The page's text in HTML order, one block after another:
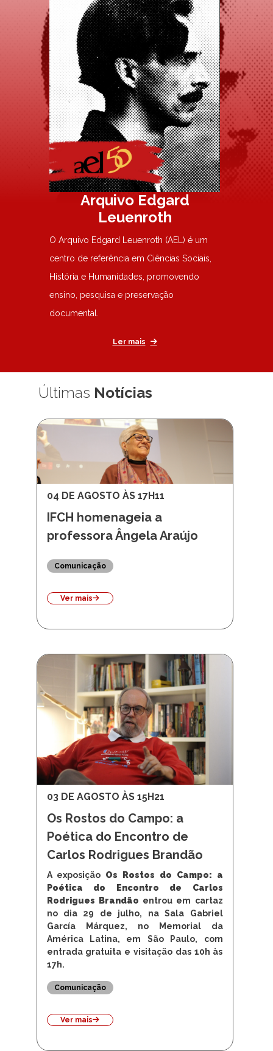
Arquivo Edgard
Leuenroth
O Arquivo Edgard Leuenroth (AEL) é um
centro de referência em Ciências Sociais,
História e Humanidades, promovendo
ensino, pesquisa e preservação
documental.
Ler mais
Últimas Notícias
04 DE AGOSTO ÀS 17H11
IFCH homenageia a
professora Ângela Araújo
Comunicação
Ver mais
03 DE AGOSTO ÀS 15H21
Os Rostos do Campo: a
Poética do Encontro de
Carlos Rodrigues Brandão
A exposição Os Rostos do Campo: a
Poética do Encontro de Carlos
Rodrigues Brandão entrou em cartaz
no dia 29 de julho, na Sala Gabriel
García Márquez, no Memorial da
América Latina, em São Paulo, com
entrada gratuita e visitação das 10h às
17h.
Comunicação
Ver mais